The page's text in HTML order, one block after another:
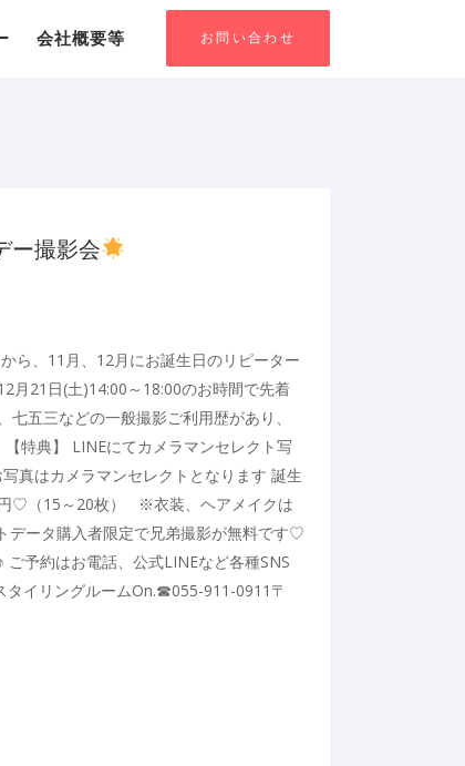
お問い合わせ
会社概要等
ー撮影会
ら、11月、12月にお誕生日のリピーター
21日(土)14:00～18:00のお時間で先着
五三などの一般撮影ご利用歴があり、
特典】 LINEにてカメラマンセレクト写
真はカメラマンセレクトとなります 誕生
♡（15～20枚） ※衣装、ヘアメイクは
データ購入者限定で兄弟撮影が無料です♡
予約はお電話、公式LINEなど各種SNS
イリングルームOn.☎︎055-911-0911〒